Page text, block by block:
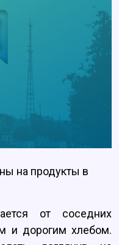
на продукты в
от соседних
и дорогим хлебом.